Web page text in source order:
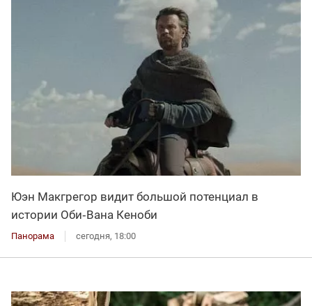
Юэн Макгрегор видит большой потенциал в
истории Оби‑Вана Кеноби
Панорама сегодня, 18:00